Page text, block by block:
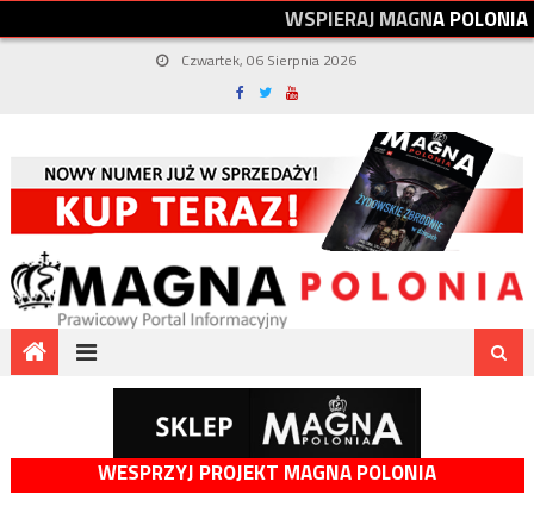
WSPIERAJMAGNAPOLONIA
Czwartek, 06 Sierpnia 2026
WESPRZYJ PROJEKT MAGNA POLONIA